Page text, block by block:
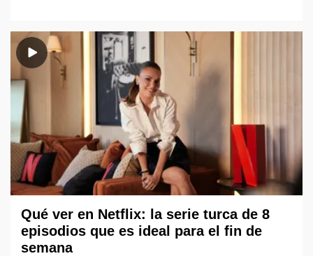
Qué ver en Netflix: la serie turca de 8
episodios que es ideal para el fin de
semana